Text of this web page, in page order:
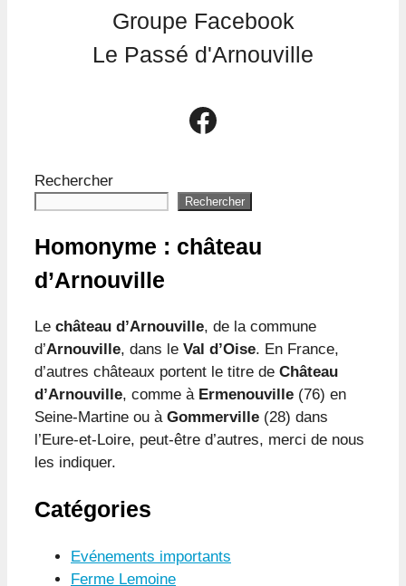
Groupe Facebook
Le Passé d'Arnouville
Le groupe Facebook Le Passé d'Arnouville
Rechercher
Rechercher
Homonyme : château
d’Arnouville
Le château d’Arnouville, de la commune
d’Arnouville, dans le Val d’Oise. En France,
d’autres châteaux portent le titre de Château
d’Arnouville, comme à Ermenouville (76) en
Seine-Martine ou à Gommerville (28) dans
l’Eure-et-Loire, peut-être d’autres, merci de nous
les indiquer.
Catégories
Evénements importants
Ferme Lemoine